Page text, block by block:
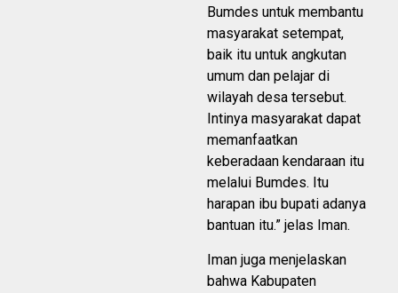
Bumdes untuk membantu
masyarakat setempat,
baik itu untuk angkutan
umum dan pelajar di
wilayah desa tersebut.
Intinya masyarakat dapat
memanfaatkan
keberadaan kendaraan itu
melalui Bumdes. Itu
harapan ibu bupati adanya
bantuan itu.” jelas Iman.
Iman juga menjelaskan
bahwa Kabupaten